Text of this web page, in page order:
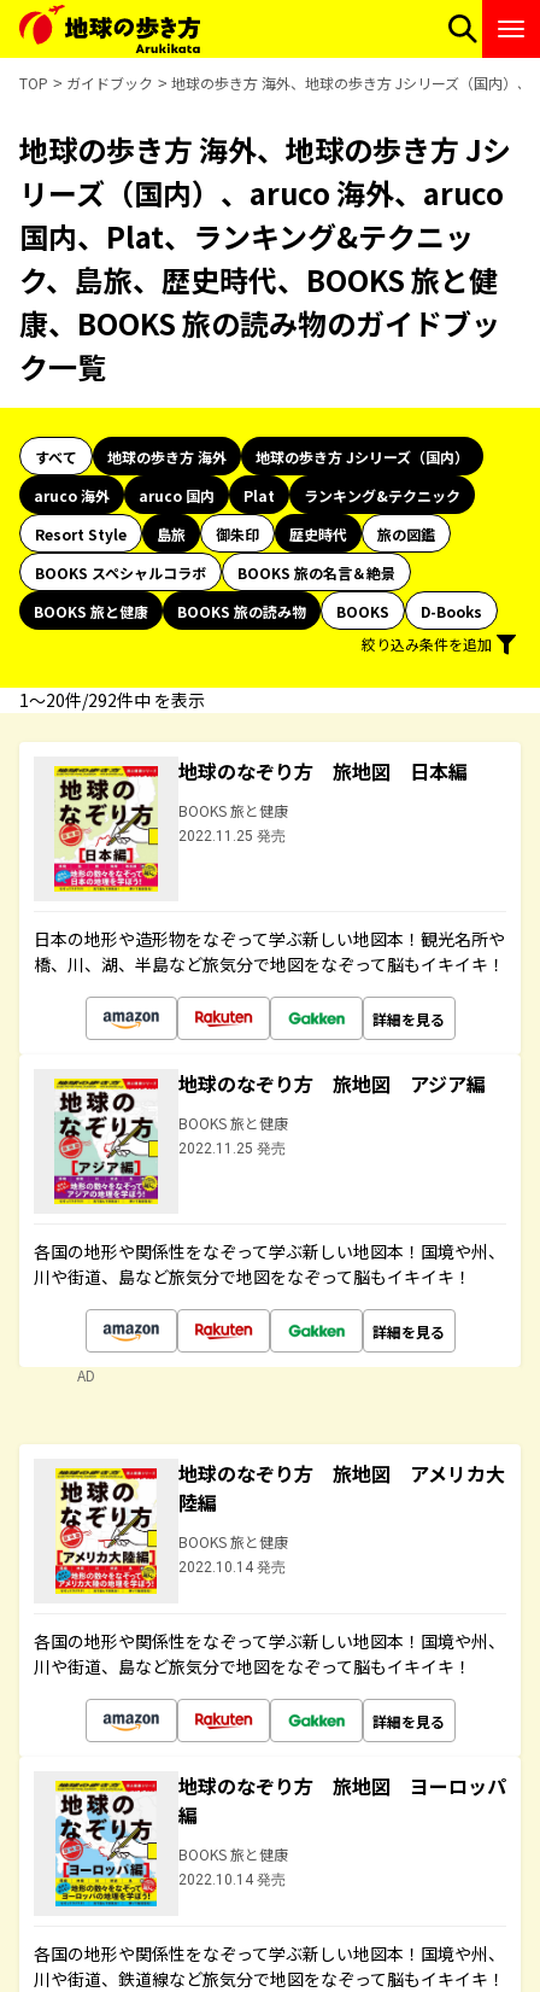
TOP ガイドブック 地球の歩き方 海外、地球の歩き方 Jシリーズ（国内）
地球の歩き方 海外、地球の歩き方 Jシ
リーズ（国内）、aruco 海外、aruco
国内、Plat、ランキング&テクニッ
ク、島旅、歴史時代、BOOKS 旅と健
康、BOOKS 旅の読み物のガイドブッ
ク一覧
すべて 地球の歩き方 海外
地球の歩き方 Jシリーズ（国内）
aruco 海外
aruco 国内 Plat
ランキング&テクニック
Resort Style
島旅 御朱印 歴史時代
旅の図鑑
BOOKS スペシャルコラボ
BOOKS 旅の名言＆絶景
BOOKS 旅と健康
BOOKS 旅の読み物 BOOKS
D-Books
絞り込み条件を追加
1〜20件/292件中 を表示
地球のなぞり方 旅地図 日本編
BOOKS 旅と健康
2022.11.25 発売
日本の地形や造形物をなぞって学ぶ新しい地図本！観光名所や
橋、川、湖、半島など旅気分で地図をなぞって脳もイキイキ！
詳細を見る
地球のなぞり方 旅地図 アジア編
BOOKS 旅と健康
2022.11.25 発売
各国の地形や関係性をなぞって学ぶ新しい地図本！国境や州、
川や街道、島など旅気分で地図をなぞって脳もイキイキ！
詳細を見る
AD
地球のなぞり方 旅地図 アメリカ大
陸編
BOOKS 旅と健康
2022.10.14 発売
各国の地形や関係性をなぞって学ぶ新しい地図本！国境や州、
川や街道、島など旅気分で地図をなぞって脳もイキイキ！
詳細を見る
地球のなぞり方 旅地図 ヨーロッパ
編
BOOKS 旅と健康
2022.10.14 発売
各国の地形や関係性をなぞって学ぶ新しい地図本！国境や州、
川や街道、鉄道線など旅気分で地図をなぞって脳もイキイキ！